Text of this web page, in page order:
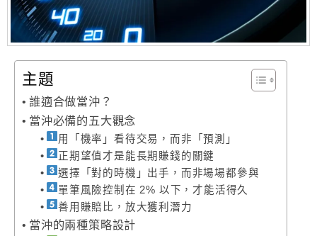
主題
誰適合做當沖？
當沖必備的五大觀念
用「機率」看待交易，而非「預測」
正期望值才是能長期賺錢的關鍵
選擇「對的時機」出手，而非場場都參與
單筆風險控制在 2% 以下，才能活得久
善用賺賠比，放大獲利潛力
當沖的兩種策略設計